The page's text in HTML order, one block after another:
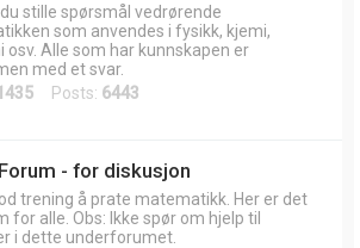
du stille spørsmål vedrørende
som anvendes i fysikk, kjemi,
osv. Alle som har kunnskapen er
med et svar.
Posts: 6443
- for diskusjon
trening å prate matematikk. Her er det
for alle. Obs: Ikke spør om hjelp til
i dette underforumet.